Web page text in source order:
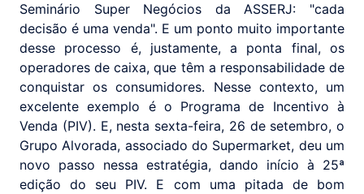
Seminário Super Negócios da ASSERJ: "cada
decisão é uma venda". E um ponto muito importante
desse processo é, justamente, a ponta final, os
operadores de caixa, que têm a responsabilidade de
conquistar os consumidores. Nesse contexto, um
excelente exemplo é o Programa de Incentivo à
Venda (PIV). E, nesta sexta-feira, 26 de setembro, o
Grupo Alvorada, associado do Supermarket, deu um
novo passo nessa estratégia, dando início à 25ª
edição do seu PIV. E com uma pitada de bom